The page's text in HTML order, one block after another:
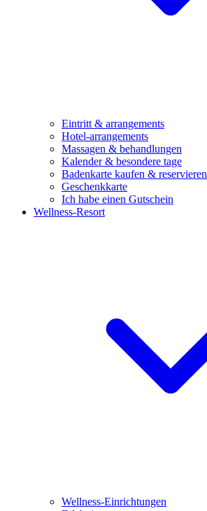
Eintritt & arrangements
Hotel-arrangements
Massagen & behandlungen
Kalender & besondere tage
Badenkarte kaufen & reservieren
Geschenkkarte
Ich habe einen Gutschein
Wellness-Resort
Wellness-Einrichtungen